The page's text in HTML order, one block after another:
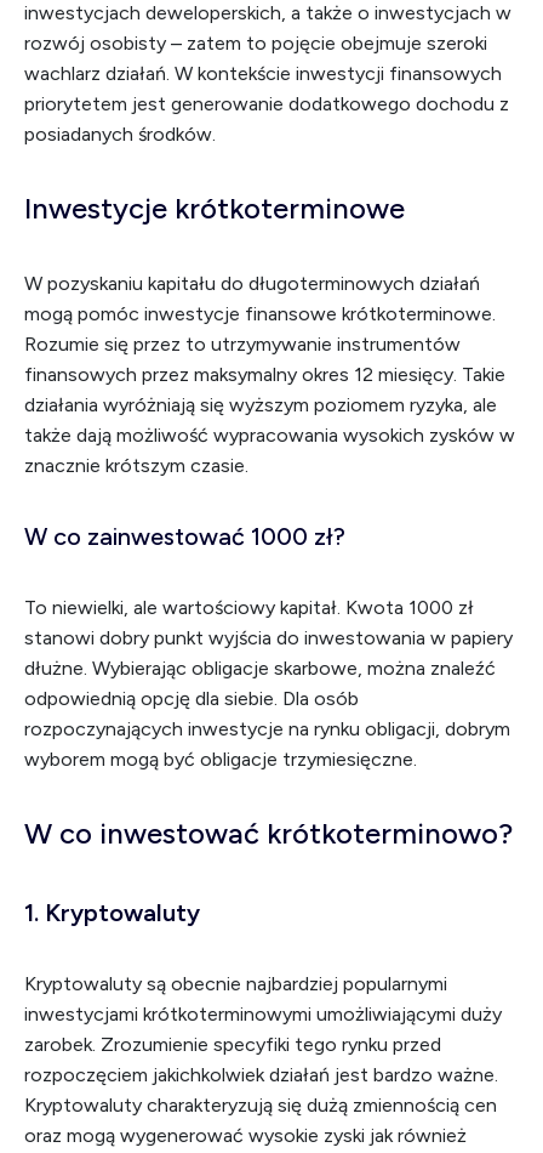
inwestycjach deweloperskich, a także o inwestycjach w
rozwój osobisty – zatem to pojęcie obejmuje szeroki
wachlarz działań. W kontekście inwestycji finansowych
priorytetem jest generowanie dodatkowego dochodu z
posiadanych środków.
Inwestycje krótkoterminowe
W pozyskaniu kapitału do długoterminowych działań
mogą pomóc inwestycje finansowe krótkoterminowe.
Rozumie się przez to utrzymywanie instrumentów
finansowych przez maksymalny okres 12 miesięcy. Takie
działania wyróżniają się wyższym poziomem ryzyka, ale
także dają możliwość wypracowania wysokich zysków w
znacznie krótszym czasie.
W co zainwestować 1000 zł?
To niewielki, ale wartościowy kapitał. Kwota 1000 zł
stanowi dobry punkt wyjścia do inwestowania w papiery
dłużne. Wybierając obligacje skarbowe, można znaleźć
odpowiednią opcję dla siebie. Dla osób
rozpoczynających inwestycje na rynku obligacji, dobrym
wyborem mogą być obligacje trzymiesięczne.
W co inwestować krótkoterminowo?
1. Kryptowaluty
Kryptowaluty są obecnie najbardziej popularnymi
inwestycjami krótkoterminowymi umożliwiającymi duży
zarobek. Zrozumienie specyfiki tego rynku przed
rozpoczęciem jakichkolwiek działań jest bardzo ważne.
Kryptowaluty charakteryzują się dużą zmiennością cen
oraz mogą wygenerować wysokie zyski jak również